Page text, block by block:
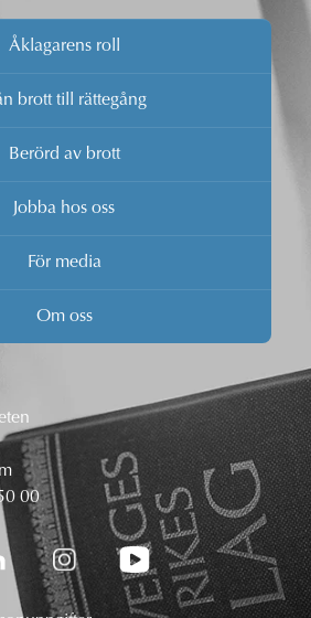
Åklagarens roll
brott till rättegång
Berörd av brott
Jobba hos oss
För media
Om oss
00